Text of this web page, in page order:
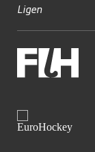
Ligen